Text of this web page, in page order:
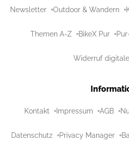
Newsletter Outdoor & Wandern
Themen A-Z BikeX Pur
Widerruf
Kontakt Impressum AGB
Datenschutz Privacy Manager